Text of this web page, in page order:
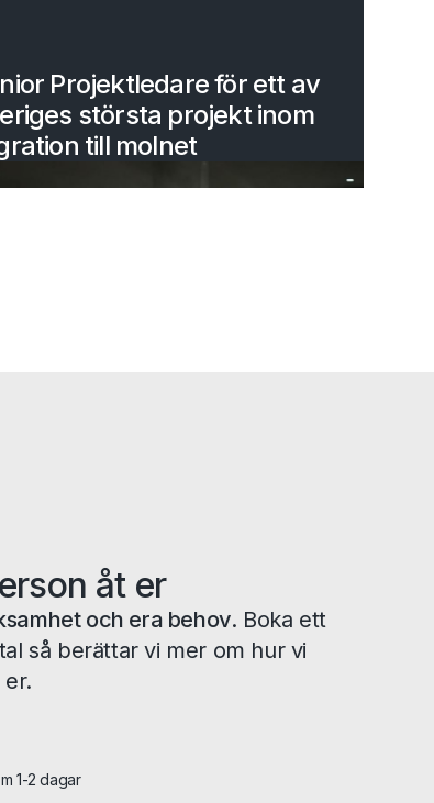
Projektledare för ett av
största projekt inom
till molnet
åt er
och era behov. Boka ett
så berättar vi mer om hur vi
1-2 dagar